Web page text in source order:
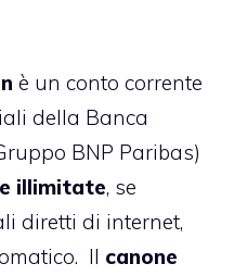
è un conto corrente
della Banca
BNP Paribas)
illimitate, se
diretti di internet,
Il canone